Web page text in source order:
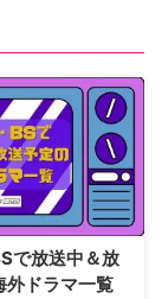
で放送中＆放
外ドラマ一覧